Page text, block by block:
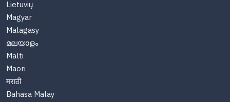
Lietuvių
Magyar
Malagasy
മലയാളം
Malti
Maori
मराठी
Bahasa Malay